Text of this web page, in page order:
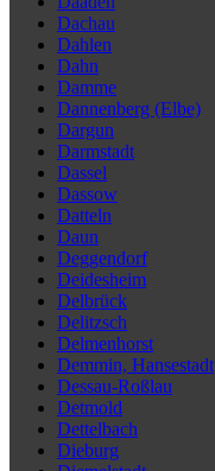
Dachau
Dahlen
Dahn
Damme
Dannenberg (Elbe)
Dargun
Darmstadt
Dassel
Dassow
Datteln
Daun
Deggendorf
Deidesheim
Delbrück
Delitzsch
Delmenhorst
Demmin, Hansestadt
Dessau-Roßlau
Detmold
Dettelbach
Dieburg